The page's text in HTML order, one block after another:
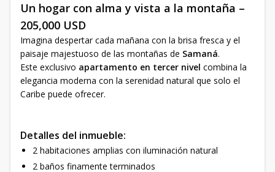
Un hogar con alma y vista a la montaña –
205,000 USD
Imagina despertar cada mañana con la brisa fresca y el
paisaje majestuoso de las montañas de Samaná.
Este exclusivo apartamento en tercer nivel combina la
elegancia moderna con la serenidad natural que solo el
Caribe puede ofrecer.
Detalles del inmueble:
2 habitaciones amplias con iluminación natural
2 baños finamente terminados